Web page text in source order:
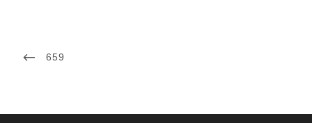
navigation
PREVIOUS
659